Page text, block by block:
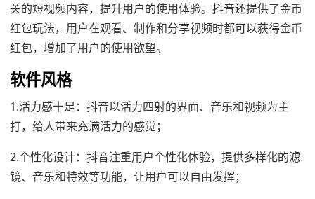
关的短视频内容，提升用户的使用体验。抖音还提供了金币
红包玩法，用户在观看、制作和分享视频时都可以获得金币
红包，增加了用户的使用欲望。
软件风格
1.活力感十足：抖音以活力四射的界面、音乐和视频为主
打，给人带来充满活力的感觉；
2.个性化设计：抖音注重用户个性化体验，提供多样化的滤
镜、音乐和特效等功能，让用户可以自由发挥；